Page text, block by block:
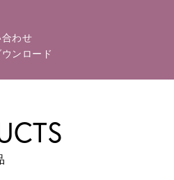
わせ
ンロード